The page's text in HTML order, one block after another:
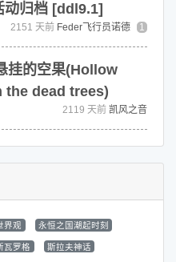
动归档 [ddl9.1]
2151 天前 Feder飞行员诺德 1
挂的空果(Hollow
dead trees)
2119 天前 凯风之音
界观 永恒之国潮起时刻
瓦罗格 斯拉夫神话